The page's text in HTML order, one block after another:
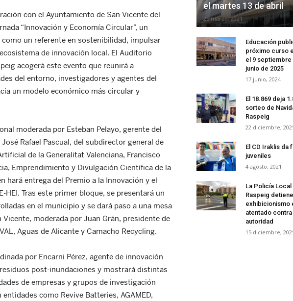
con el Ayuntamiento de San Vicente del
“Innovación y Economía Circular”, un
un referente en sostenibilidad, impulsar
de innovación local. El Auditorio
acogerá este evento que reunirá a
del entorno, investigadores y agentes del
un modelo económico más circular y
moderada por Esteban Pelayo, gerente del
Rafael Pascual, del subdirector general de
de la Generalitat Valenciana, Francisco
Emprendimiento y Divulgación Científica de la
hará entrega del Premio a la Innovación y el
Tras este primer bloque, se presentará un
en el municipio y se dará paso a una mesa
moderada por Juan Grán, presidente de
Aguas de Alicante y Camacho Recycling.
por Encarni Pérez, agente de innovación
post-inundaciones y mostrará distintas
de empresas y grupos de investigación
como Revive Batteries, AGAMED,
el martes 13 de abril
25 marzo, 2021
Educación
próximo curso
el 9 septiembre
junio de 2025
17 junio, 2024
El 18.869 deja
sorteo de
Raspeig
22 diciembre,
El CD Iraklis da
juveniles
4 agosto, 2021
La Policía Local
Raspeig
exhibicionismo
atentado
autoridad
15 diciembre,